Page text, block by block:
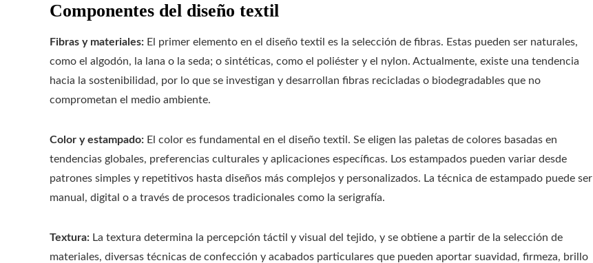
Componentes del diseño textil
Fibras y materiales: El primer elemento en el diseño textil es la selección de fibras. Estas pueden ser naturales,
como el algodón, la lana o la seda; o sintéticas, como el poliéster y el nylon. Actualmente, existe una tendencia
hacia la sostenibilidad, por lo que se investigan y desarrollan fibras recicladas o biodegradables que no
comprometan el medio ambiente.
Color y estampado: El color es fundamental en el diseño textil. Se eligen las paletas de colores basadas en
tendencias globales, preferencias culturales y aplicaciones específicas. Los estampados pueden variar desde
patrones simples y repetitivos hasta diseños más complejos y personalizados. La técnica de estampado puede ser
manual, digital o a través de procesos tradicionales como la serigrafía.
Textura: La textura determina la percepción táctil y visual del tejido, y se obtiene a partir de la selección de
materiales, diversas técnicas de confección y acabados particulares que pueden aportar suavidad, firmeza, brillo